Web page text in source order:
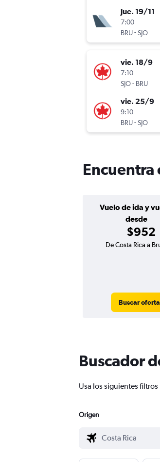
jue. 19/11
7:00
BRU-SJO
vie. 18/9
7:10
SJO- BRU
vie. 25/9
9:10
BRU-SJO
Encuentra
Vuelo de ida y
desde
$952
De Costa Rica a
Buscar
Buscador
Usa los siguientes
Origen